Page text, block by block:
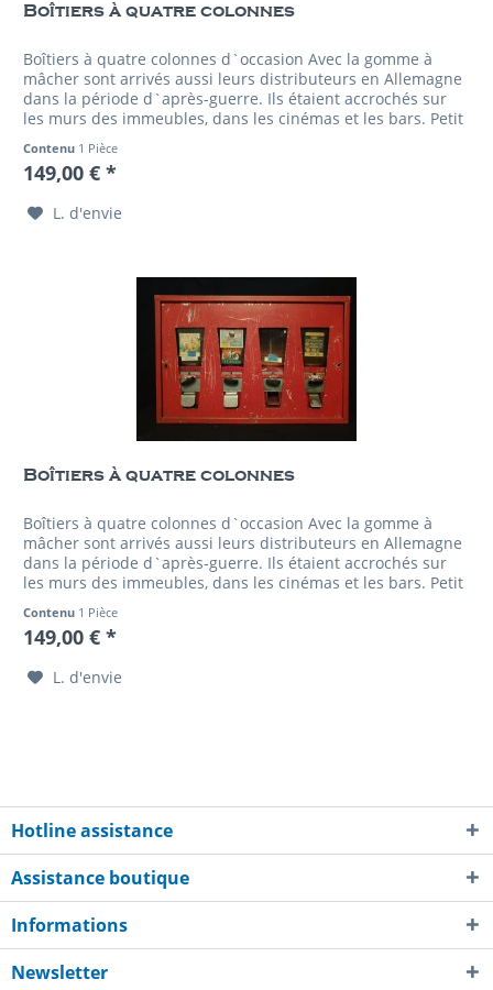
Boîtiers à quatre colonnes
Boîtiers à quatre colonnes d`occasion Avec la gomme à
mâcher sont arrivés aussi leurs distributeurs en Allemagne
dans la période d`après-guerre. Ils étaient accrochés sur
les murs des immeubles, dans les cinémas et les bars. Petit
Contenu 1 Pièce
149,00 € *
L. d'envie
Boîtiers à quatre colonnes
Boîtiers à quatre colonnes d`occasion Avec la gomme à
mâcher sont arrivés aussi leurs distributeurs en Allemagne
dans la période d`après-guerre. Ils étaient accrochés sur
les murs des immeubles, dans les cinémas et les bars. Petit
Contenu 1 Pièce
149,00 € *
L. d'envie
Hotline assistance
Assistance boutique
Informations
Newsletter